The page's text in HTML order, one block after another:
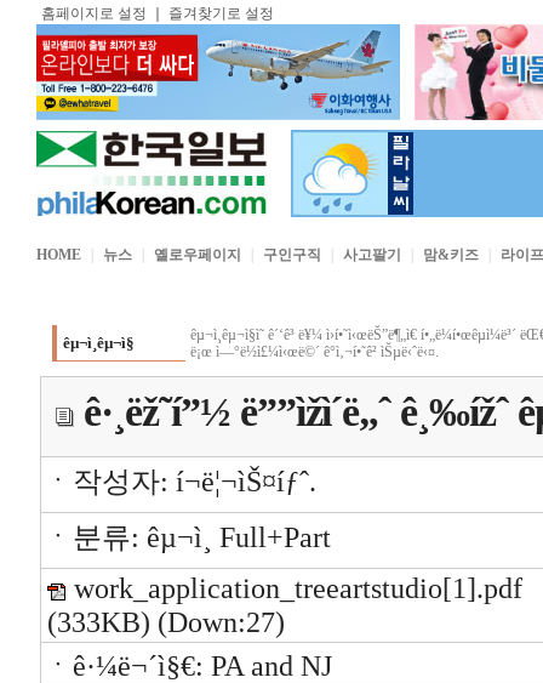
홈페이지로 설정 즐겨찾기로 설정
HOME 뉴스 옐로우페이지 구인구직 사고팔기 맘&키즈 라이
êµ¬ì¸êµ¬ì§
êµ¬ì¸êµ¬ì§ì˜ ê´‘ê³ ë¥¼ ì›í•˜ì‹œëŠ”ë¶„ì€
ë¡œ ì—°ë½ì£¼ì‹œë©´ ê°ì‚¬í•˜ê² ìŠµë‹ˆë‹¤.
ê·¸ëž˜í”½ ë””ìžì´ë„ˆ ê¸‰ížˆ
ㆍ작성자: í¬ë¦¬ìŠ¤íƒˆ.
ㆍ분류: êµ¬ì¸ Full+Part
work_application_treeartstudio[1].pdf
(333KB) (Down:27)
ㆍê·¼ë¬´ì§€: PA and NJ